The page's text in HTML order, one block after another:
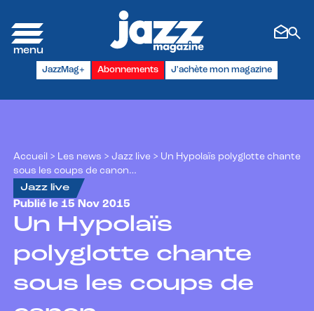
JazzMag+ Abonnements J'achète mon magazine
Accueil > Les news > Jazz live > Un Hypolaïs polyglotte chante
sous les coups de canon…
Jazz live
Publié le 15 Nov 2015
Un Hypolaïs
polyglotte chante
sous les coups de